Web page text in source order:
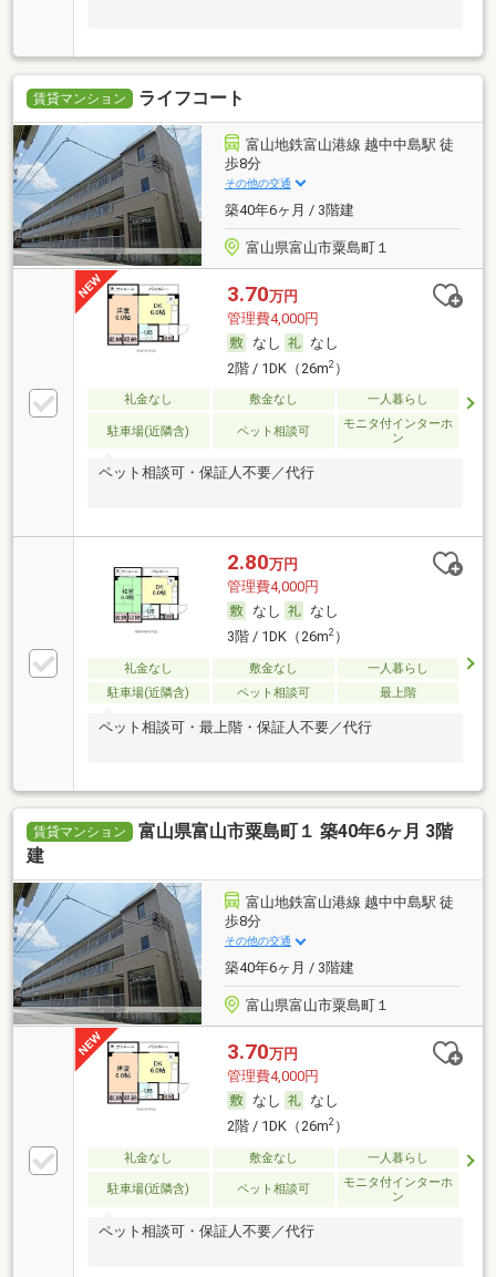
賃貸マンション ライフコート
富山地鉄富山港線 越中中島駅 徒
歩8分
その他の交通
築40年6ヶ月 / 3階建
富山県富山市粟島町１
3.70万円
管理費4,000円
なし
なし
2階 / 1DK（26m2）
礼金なし 敷金なし 一人暮らし
駐車場(近隣含) ペット相談可
モニタ付インターホ
ン
ペット相談可・保証人不要／代行
2.80万円
管理費4,000円
なし
なし
3階 / 1DK（26m2）
礼金なし 敷金なし
一人暮らし
駐車場(近隣含)
ペット相談可 最上階
ペット相談可・最上階・保証人不要／代行
賃貸マンション
富山県富山市粟島町１ 築40年6ヶ月 3階
建
富山地鉄富山港線 越中中島駅 徒
歩8分
その他の交通
築40年6ヶ月 / 3階建
富山県富山市粟島町１
3.70万円
管理費4,000円
なし
なし
2階 / 1DK（26m2）
礼金なし 敷金なし 一人暮らし
駐車場(近隣含) ペット相談可
モニタ付インターホ
ン
ペット相談可・保証人不要／代行